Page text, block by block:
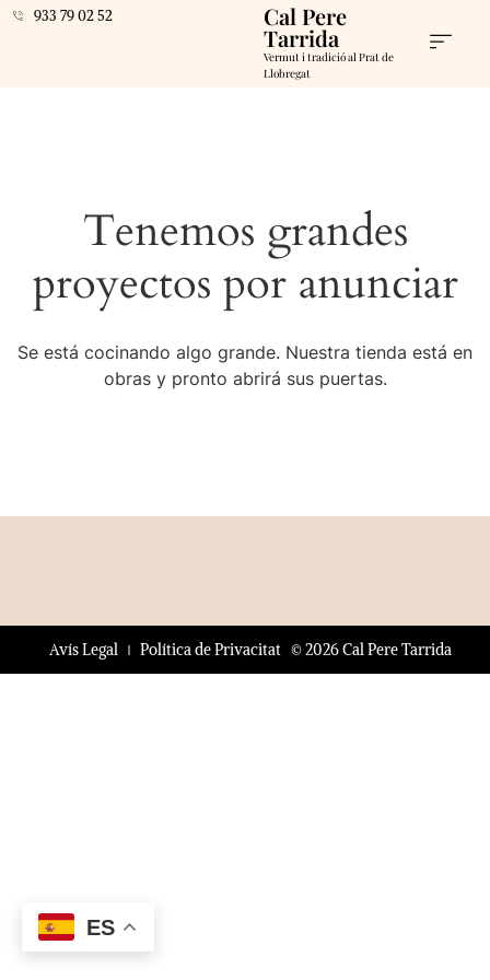
933 79 02 52 Cal Pere
Tarrida
Vermut i tradició al Prat de
Llobregat
Tenemos grandes
proyectos por anunciar
Se está cocinando algo grande. Nuestra tienda está en
obras y pronto abrirá sus puertas.
© 2026 Cal Pere Tarrida
Avís Legal Política de Privacitat
ES